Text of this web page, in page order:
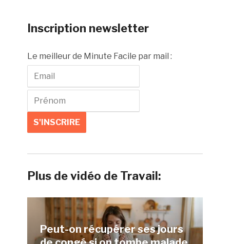
Inscription newsletter
Le meilleur de Minute Facile par mail :
Plus de vidéo de Travail:
Peut-on récupérer ses jours